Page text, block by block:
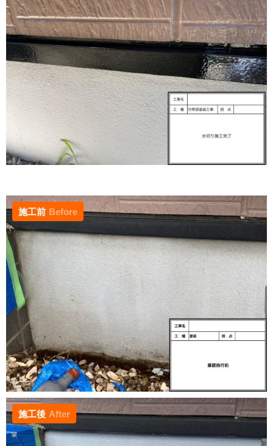
施工前 Before
施工後 After